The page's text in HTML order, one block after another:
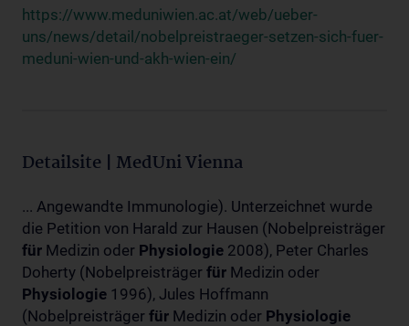
https://www.meduniwien.ac.at/web/ueber-
uns/news/detail/nobelpreistraeger-setzen-sich-fuer-
meduni-wien-und-akh-wien-ein/
Detailsite | MedUni Vienna
... Angewandte Immunologie). Unterzeichnet wurde
die Petition von Harald zur Hausen (Nobelpreisträger
für Medizin oder Physiologie 2008), Peter Charles
Doherty (Nobelpreisträger für Medizin oder
Physiologie 1996), Jules Hoffmann
(Nobelpreisträger für Medizin oder Physiologie